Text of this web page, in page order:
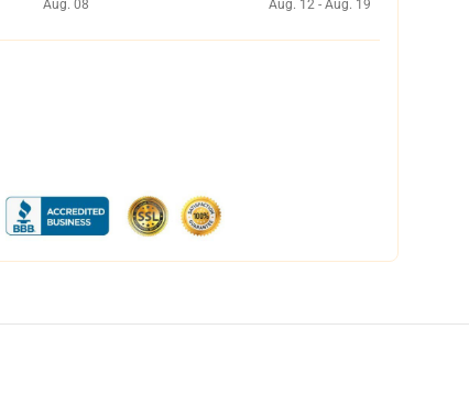
Aug. 08
Aug. 12 - Aug. 19